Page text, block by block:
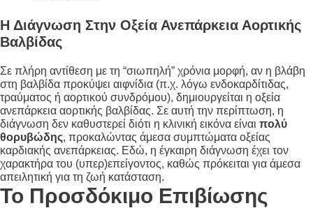
Η Διάγνωση Στην Οξεία Ανεπάρκεια Αορτικής
Βαλβίδας
Σε πλήρη αντίθεση με τη “σιωπηλή” χρόνια μορφή, αν η βλάβη
στη βαλβίδα προκύψει αιφνίδια (π.χ. λόγω ενδοκαρδίτιδας,
τραύματος ή αορτικού συνδρόμου), δημιουργείται η οξεία
ανεπάρκεια αορτικής βαλβίδας. Σε αυτή την περίπτωση, η
διάγνωση δεν καθυστερεί διότι η κλινική εικόνα είναι πολύ
θορυβώδης, προκαλώντας άμεσα συμπτώματα οξείας
καρδιακής ανεπάρκειας. Εδώ, η έγκαιρη διάγνωση έχει τον
χαρακτήρα του (υπερ)επείγοντος, καθώς πρόκειται για άμεσα
απειλητική για τη ζωή κατάσταση.
Το Προσδόκιμο Επιβίωσης